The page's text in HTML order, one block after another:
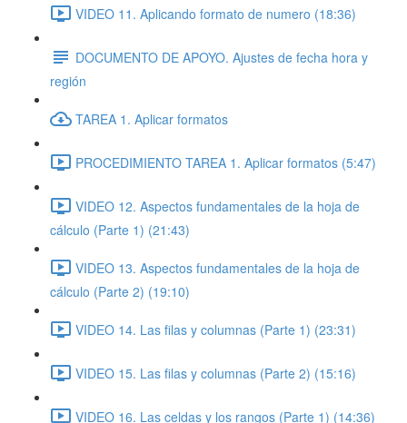
VIDEO 11. Aplicando formato de numero (18:36)
DOCUMENTO DE APOYO. Ajustes de fecha hora y
región
TAREA 1. Aplicar formatos
PROCEDIMIENTO TAREA 1. Aplicar formatos (5:47)
VIDEO 12. Aspectos fundamentales de la hoja de
cálculo (Parte 1) (21:43)
VIDEO 13. Aspectos fundamentales de la hoja de
cálculo (Parte 2) (19:10)
VIDEO 14. Las filas y columnas (Parte 1) (23:31)
VIDEO 15. Las filas y columnas (Parte 2) (15:16)
VIDEO 16. Las celdas y los rangos (Parte 1) (14:36)